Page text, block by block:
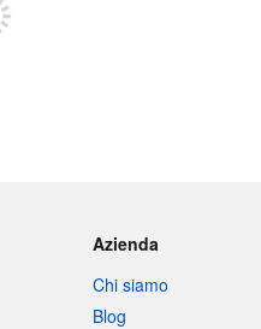
Azienda
Chi siamo
Blog